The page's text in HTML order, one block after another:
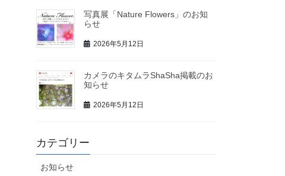
写真展「Nature Flowers」のお知
らせ
2026年5月12日
カメラのキタムラShaSha掲載のお
知らせ
2026年5月12日
カテゴリー
お知らせ